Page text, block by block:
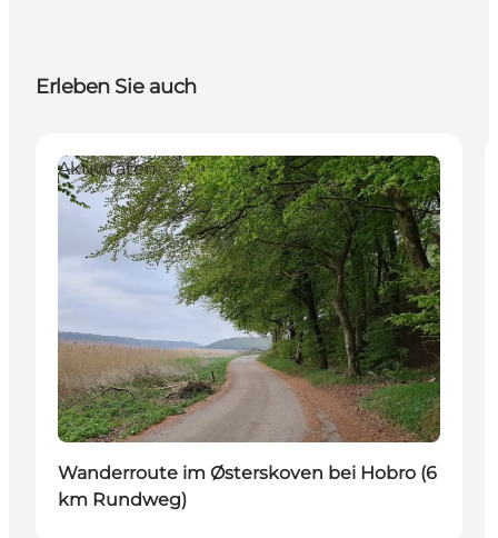
Erleben Sie auch
Aktivitäten
Wanderroute im Østerskoven bei Hobro (6
km Rundweg)